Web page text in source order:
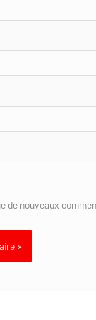
de nouveaux